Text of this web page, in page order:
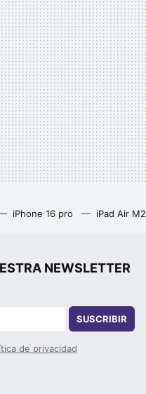
iPhone 16 pro iPad Air
NEWSLETTER
SUSCRIBIR
de privacidad